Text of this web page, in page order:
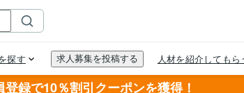
登録で10％割引クーポンを獲得！